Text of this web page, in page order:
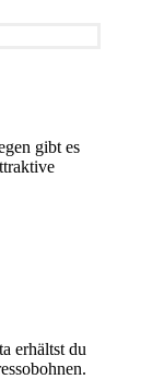
gibt es
erhältst du